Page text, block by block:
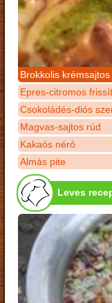
Brokkolis
Epres-citromos
Csokoládés-diós
Magvas-sajtos rúd
Kakaós néró
Almás pite
Leves